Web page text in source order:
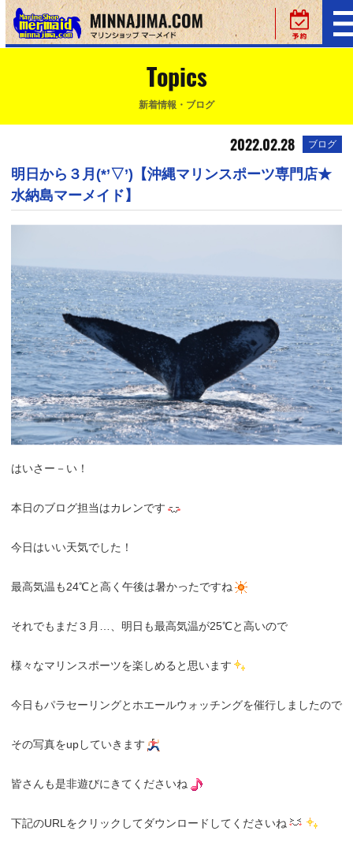
Topics
新着情報・ブログ
2022.02.28 ブログ
明日から３月(*’▽’)【沖縄マリンスポーツ専門店★
水納島マーメイド】
はいさー－い！
本日のブログ担当はカレンです
今日はいい天気でした！
最高気温も24℃と高く午後は暑かったですね
それでもまだ３月…、明日も最高気温が25℃と高いので
様々なマリンスポーツを楽しめると思います
今日もパラセーリングとホエールウォッチングを催行しましたので
その写真をupしていきます
皆さんも是非遊びにきてくださいね
下記のURLをクリックしてダウンロードしてくださいね